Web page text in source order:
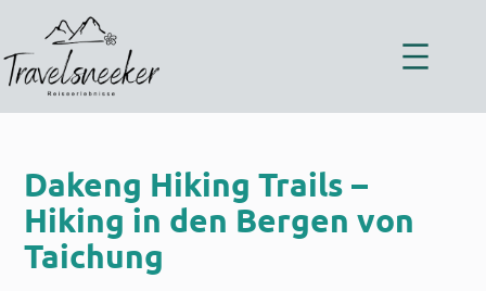
springen
Dakeng Hiking Trails –
Hiking in den Bergen von
Taichung